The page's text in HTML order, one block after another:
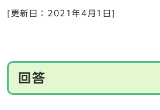
[更新日：2021年4月1日]
回答